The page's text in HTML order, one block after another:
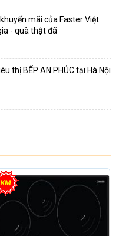
mãi của Faster Việt
- quà thật đã
thị BẾP AN PHÚC tại Hà Nội